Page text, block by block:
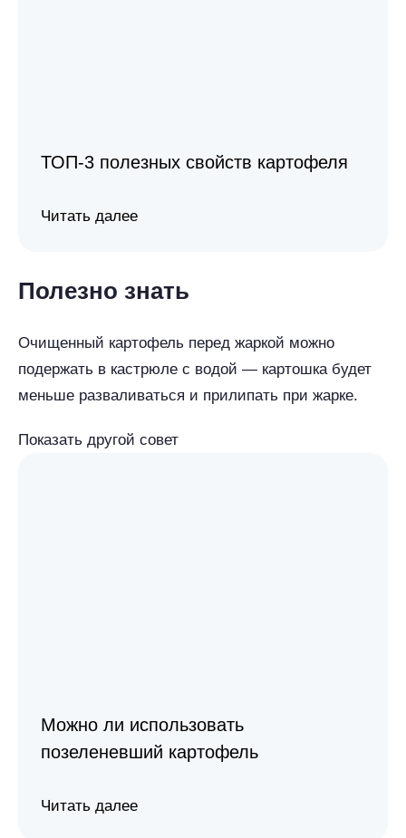
ТОП-3 полезных свойств картофеля
Читать далее
Полезно знать
Очищенный картофель перед жаркой можно
подержать в кастрюле с водой — картошка будет
меньше разваливаться и прилипать при жарке.
Показать другой совет
Можно ли использовать
позеленевший картофель
Читать далее